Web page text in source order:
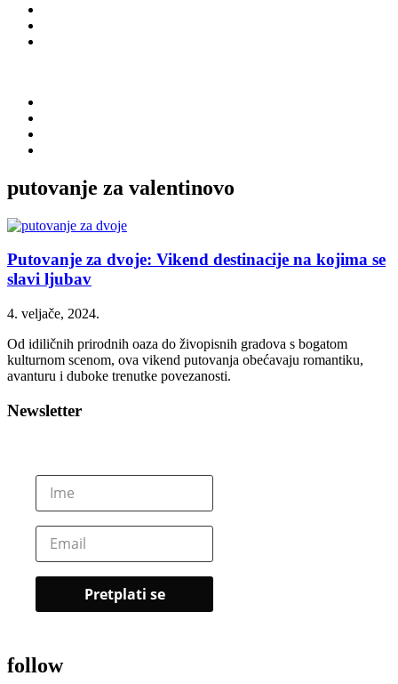
putovanje za valentinovo
Putovanje za dvoje: Vikend destinacije na kojima se
slavi ljubav
4. veljače, 2024.
Od idiličnih prirodnih oaza do živopisnih gradova s bogatom
kulturnom scenom, ova vikend putovanja obećavaju romantiku,
avanturu i duboke trenutke povezanosti.
Newsletter
follow